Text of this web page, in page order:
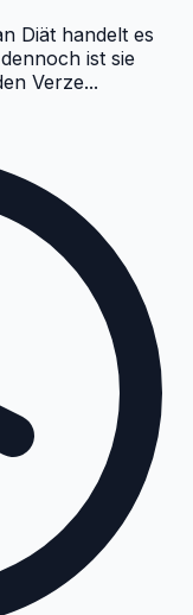
Diät handelt es
ist sie
Verze...